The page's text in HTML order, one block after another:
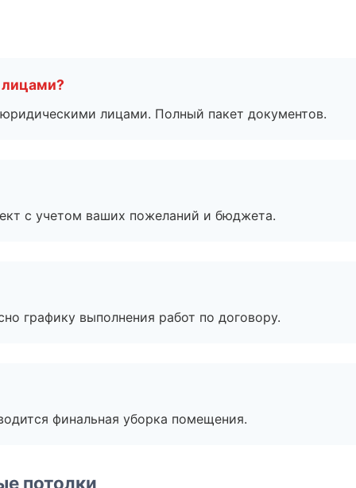
лицами. Полный пакет документов.
с учетом ваших пожеланий и бюджета.
графику выполнения работ по договору.
финальная уборка помещения.
потолки